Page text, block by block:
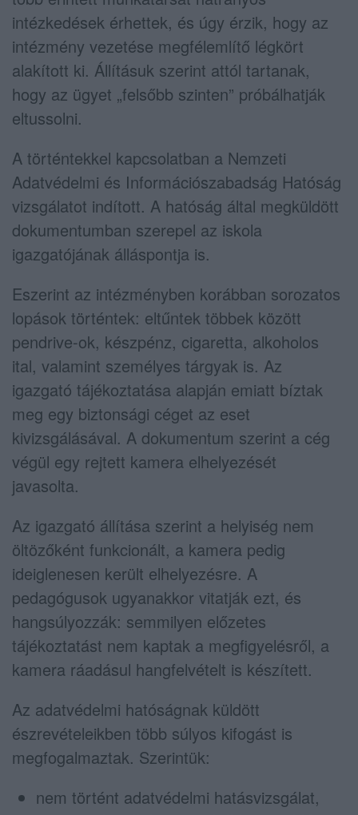
intézkedések érhettek, és úgy érzik, hogy az
intézmény vezetése megfélemlítő légkört
alakított ki. Állításuk szerint attól tartanak,
hogy az ügyet „felsőbb szinten” próbálhatják
eltussolni.
A történtekkel kapcsolatban a Nemzeti
Adatvédelmi és Információszabadság Hatóság
vizsgálatot indított. A hatóság által megküldött
dokumentumban szerepel az iskola
igazgatójának álláspontja is.
Eszerint az intézményben korábban sorozatos
lopások történtek: eltűntek többek között
pendrive-ok, készpénz, cigaretta, alkoholos
ital, valamint személyes tárgyak is. Az
igazgató tájékoztatása alapján emiatt bíztak
meg egy biztonsági céget az eset
kivizsgálásával. A dokumentum szerint a cég
végül egy rejtett kamera elhelyezését
javasolta.
Az igazgató állítása szerint a helyiség nem
öltözőként funkcionált, a kamera pedig
ideiglenesen került elhelyezésre. A
pedagógusok ugyanakkor vitatják ezt, és
hangsúlyozzák: semmilyen előzetes
tájékoztatást nem kaptak a megfigyelésről, a
kamera ráadásul hangfelvételt is készített.
Az adatvédelmi hatóságnak küldött
észrevételeikben több súlyos kifogást is
megfogalmaztak. Szerintük:
nem történt adatvédelmi hatásvizsgálat,